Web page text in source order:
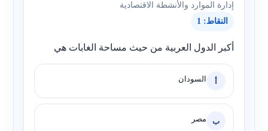
إدارة الموارد والأنشطة الاقتصادية
النقاط: 1
أكبر الدول العربية من حيث مساحة الغابات هي
أ السودان
ب مصر